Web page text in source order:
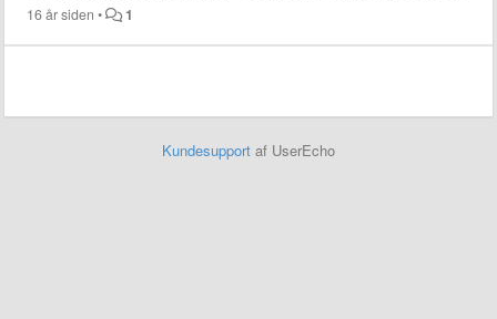
16 år siden • 1
Kundesupport af UserEcho